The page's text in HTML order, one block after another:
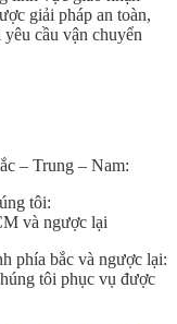
giải pháp an toàn,
cầu vận chuyển
– Trung – Nam:
tôi:
và ngược lại
phía bắc và ngược lại:
tôi phục vụ được